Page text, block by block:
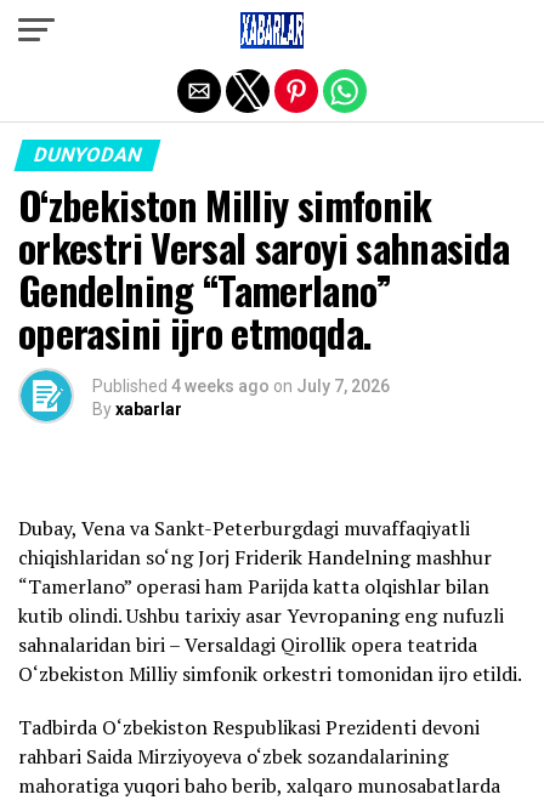
DUNYODAN
O‘zbekiston Milliy simfonik
orkestri Versal saroyi sahnasida
Gendelning “Tamerlano”
operasini ijro etmoqda.
Published 4 weeks ago on July 7, 2026
Byxabarlar
Dubay, Vena va Sankt-Peterburgdagi muvaffaqiyatli
chiqishlaridan so‘ng Jorj Friderik Handelning mashhur
“Tamerlano” operasi ham Parijda katta olqishlar bilan
kutib olindi. Ushbu tarixiy asar Yevropaning eng nufuzli
sahnalaridan biri – Versaldagi Qirollik opera teatrida
O‘zbekiston Milliy simfonik orkestri tomonidan ijro etildi.
Tadbirda O‘zbekiston Respublikasi Prezidenti devoni
rahbari Saida Mirziyoyeva o‘zbek sozandalarining
mahoratiga yuqori baho berib, xalqaro munosabatlarda
Exit mobile version